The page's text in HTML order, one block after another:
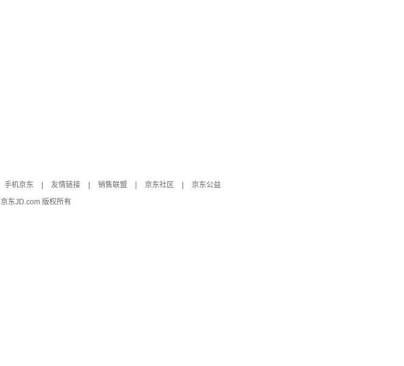
手机京东 友情链接 销售联盟 京东社区
京东公益
京东JD.com 版权所有